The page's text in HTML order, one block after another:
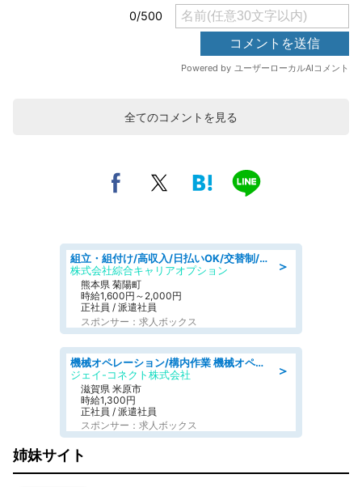
全てのコメントを見る
＞
組立・組付け/高収入/日払いOK/交替制/20・30・40代活躍中/製造 工場
株式会社綜合キャリアオプション
熊本県 菊陽町
時給1,600円～2,000円
正社員 / 派遣社員
スポンサー：求人ボックス
＞
機械オペレーション/構内作業 機械オペレーター/日勤/経験不問
ジェイ-コネクト株式会社
滋賀県 米原市
時給1,300円
正社員 / 派遣社員
スポンサー：求人ボックス
姉妹サイト